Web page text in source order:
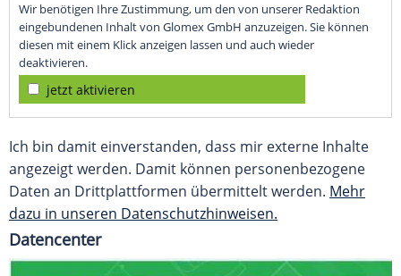
Wir benötigen Ihre Zustimmung, um den von unserer Redaktion
eingebundenen Inhalt von Glomex GmbH anzuzeigen. Sie können
diesen mit einem Klick anzeigen lassen und auch wieder
deaktivieren.
jetzt aktivieren
Ich bin damit einverstanden, dass mir externe Inhalte
angezeigt werden. Damit können personenbezogene
Daten an Drittplattformen übermittelt werden. Mehr
dazu in unseren Datenschutzhinweisen.
Datencenter